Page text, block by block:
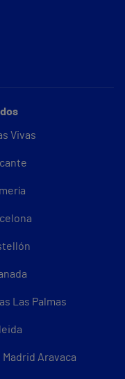
Vivas
Las Palmas
Aravaca